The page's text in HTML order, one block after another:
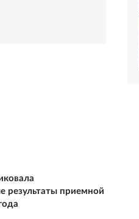
результаты приемной